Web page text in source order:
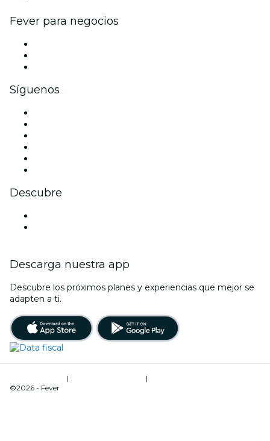
Fever para negocios
Síguenos
Descubre
Descarga nuestra app
Descubre los próximos planes y experiencias que mejor se
adapten a ti.
| |
©2026 - Fever